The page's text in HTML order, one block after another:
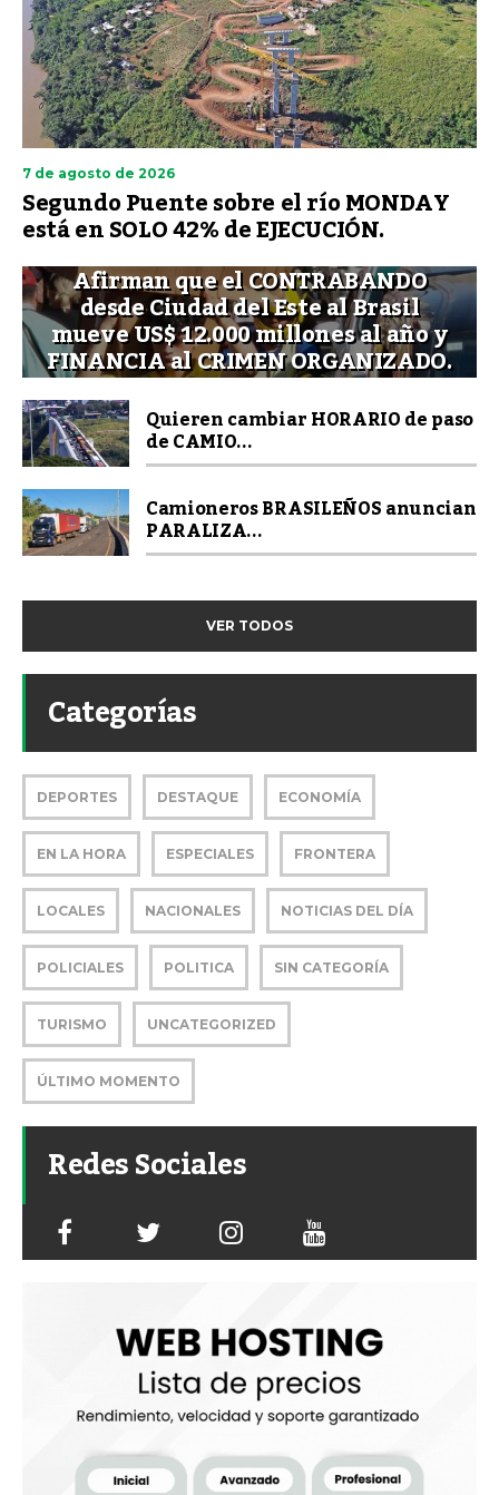
7 de agosto de 2026
Segundo Puente sobre el río MONDAY
está en SOLO 42% de EJECUCIÓN.
Afirman que el CONTRABANDO
desde Ciudad del Este al Brasil
mueve US$ 12.000 millones al año y
FINANCIA al CRIMEN ORGANIZADO.
Quieren cambiar HORARIO de paso
de CAMIO...
Camioneros BRASILEÑOS anuncian
PARALIZA...
VER TODOS
Categorías
DEPORTES DESTAQUE ECONOMÍA
EN LA HORA ESPECIALES FRONTERA
LOCALES NACIONALES NOTICIAS DEL DÍA
POLICIALES POLITICA SIN CATEGORÍA
TURISMO UNCATEGORIZED
ÚLTIMO MOMENTO
Redes Sociales